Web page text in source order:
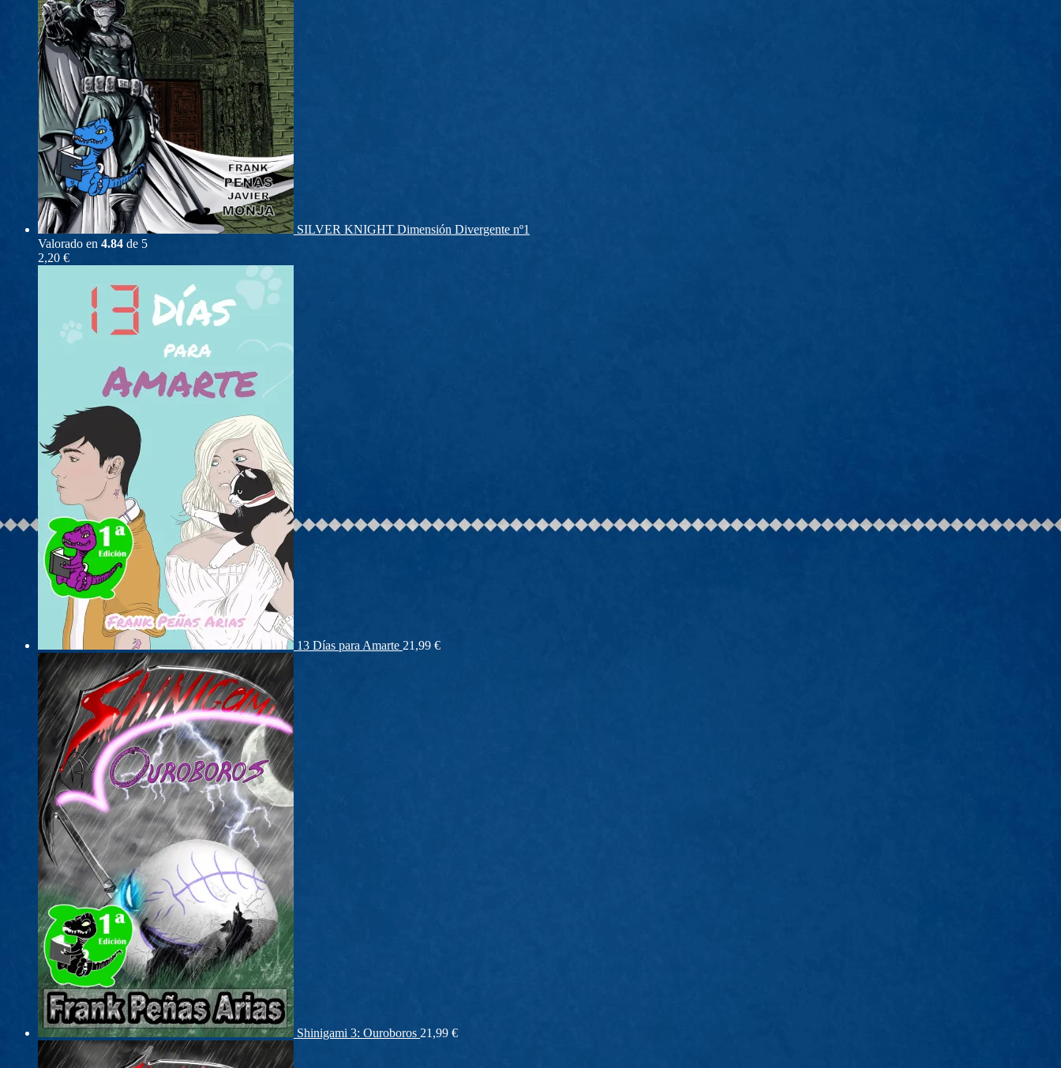
SILVER KNIGHT Dimensión Divergente nº1
Valorado en 4.84 de 5
2,20 €
13 Días para Amarte 21,99 €
Shinigami 3: Ouroboros 21,99 €